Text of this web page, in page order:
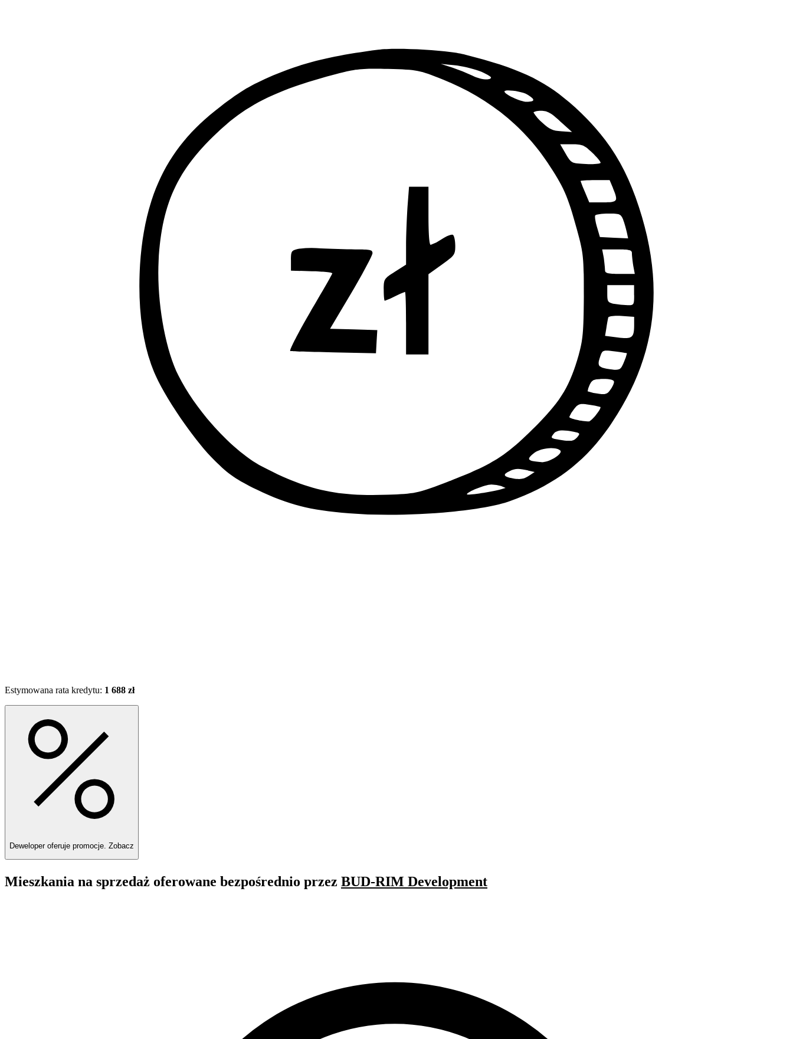
Estymowana rata kredytu: 1 688 zł
Deweloper oferuje promocje. Zobacz
Mieszkania na sprzedaż oferowane bezpośrednio przez BUD-RIM Development